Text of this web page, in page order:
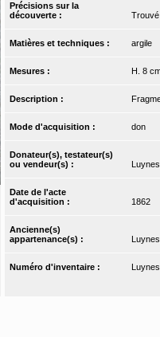
Précisions sur la
découverte :
Trouvé
Matières et techniques : argile
Mesures : H. 8
Description :
Mode d'acquisition : don
Donateur(s), testateur(s)
ou vendeur(s) :
Date de l'acte
d'acquisition :
1862
Ancienne(s)
appartenance(s) :
Numéro d'inventaire :